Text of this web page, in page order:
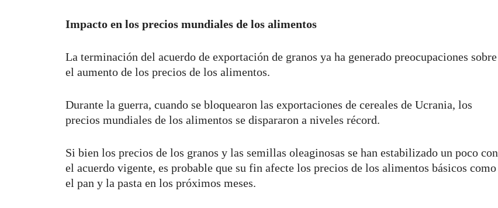
Impacto en los precios mundiales de los alimentos
La terminación del acuerdo de exportación de granos ya ha generado preocupaciones sobre
el aumento de los precios de los alimentos.
Durante la guerra, cuando se bloquearon las exportaciones de cereales de Ucrania, los
precios mundiales de los alimentos se dispararon a niveles récord.
Si bien los precios de los granos y las semillas oleaginosas se han estabilizado un poco con
el acuerdo vigente, es probable que su fin afecte los precios de los alimentos básicos como
el pan y la pasta en los próximos meses.